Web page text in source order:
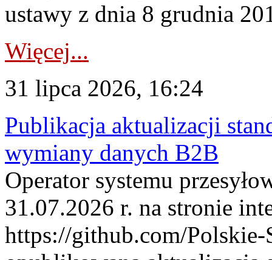
ustawy z dnia 8 grudnia
Więcej...
31 lipca 2026, 16:24
Publikacja aktualizacji
wymiany danych B2B
Operator systemu
31.07.2026 r. na stronie
https://github.com/Polskie-